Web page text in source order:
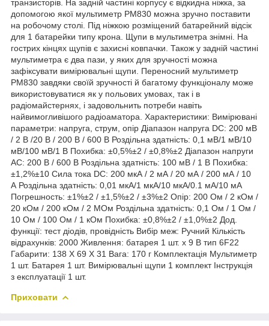
транзисторів. На задній частині корпусу є відкидна ніжка, за
допомогою якої мультиметр PM830 можна зручно поставити
на робочому столі. Під ніжкою розміщений батарейний відсік
для 1 батарейки типу крона. Щупи в мультиметра знімні. На
гострих кінцях щупів є захисні ковпачки. Також у задній частині
мультиметра є два пази, у яких для зручності можна
зафіксувати вимірювальні щупи. Переносний мультиметр
PM830 завдяки своїй зручності й багатому функціоналу може
використовуватися як у польових умовах, так і в
радіомайстернях, і задовольнить потреби навіть
найвимогливішого радіоаматора. Характеристики: Вимірювані
параметри: напруга, струм, опір Діапазон напруга DC: 200 мВ
/ 2 В /20 В / 200 В / 600 В Роздільна здатність: 0,1 мВ/1 мВ/10
мВ/100 мВ/1 В Похибка: ±0,5%±2 / ±0,8%±2 Діапазон напруги
АС: 200 В / 600 В Роздільна здатність: 100 мВ / 1 В Похибка:
±1,2%±10 Сила тока DC: 200 мкА / 2 мА / 20 мА / 200 мА / 10
А Роздільна здатність: 0,01 мкА/1 мкА/10 мкА/0.1 мА/10 мА
Погрешность: ±1%±2 / ±1,5%±2 / ±3%±2 Опір: 200 Ом / 2 кОм /
20 кОм / 200 кОм / 2 МОм Роздільна здатність: 0,1 Ом / 1 Ом /
10 Ом / 100 Ом / 1 кОм Похибка: ±0,8%±2 / ±1,0%±2 Дод.
функції: тест діодів, провідність Вибір меж: Ручний Кількість
відрахунків: 2000 Живлення: батарея 1 шт. х 9 В тип 6F22
Габарити: 138 Х 69 Х 31 Вага: 170 г Комплектація Мультиметр
1 шт. Батарея 1 шт. Вимірювальні щупи 1 комплект Інструкція
з експлуатації 1 шт.
Приховати